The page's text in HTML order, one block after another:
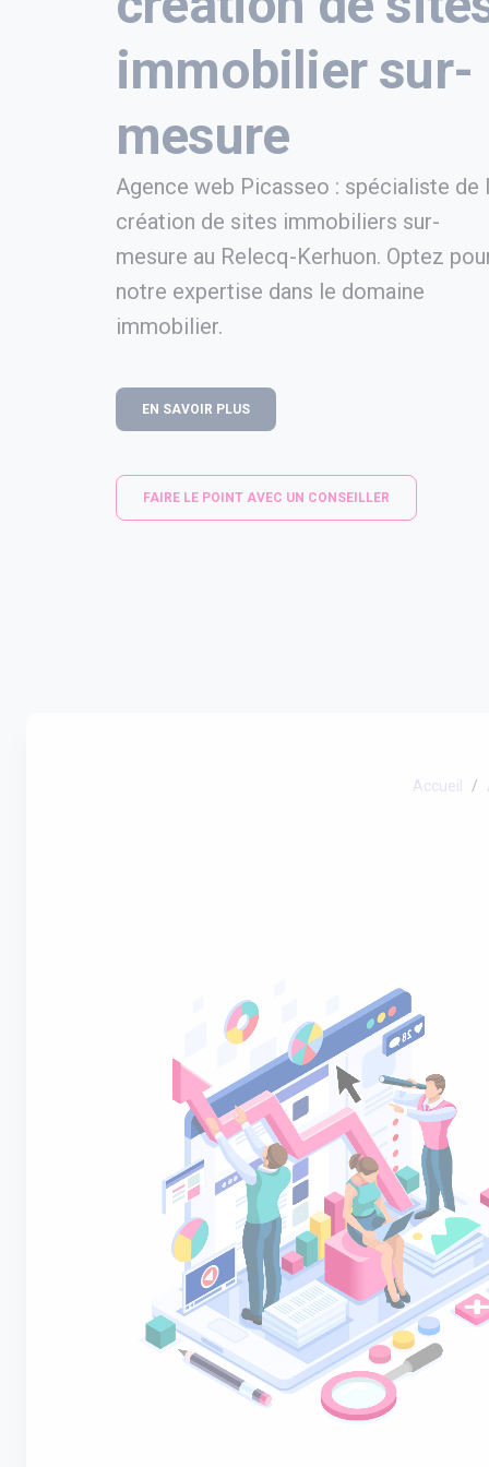
immobilier sur-
mesure
Agence web Picasseo : spécialiste de
création de sites immobiliers sur-
mesure au Relecq-Kerhuon. Optez
notre expertise dans le domaine
immobilier.
EN SAVOIR PLUS
FAIRE LE POINT AVEC UN CONSEILLER
Accueil